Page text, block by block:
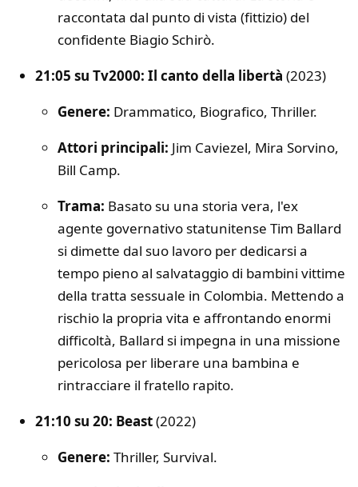
raccontata dal punto di vista (fittizio) del
confidente Biagio Schirò.
21:05 su Tv2000: Il canto della libertà (2023)
Genere: Drammatico, Biografico, Thriller.
Attori principali: Jim Caviezel, Mira Sorvino,
Bill Camp.
Trama: Basato su una storia vera, l'ex
agente governativo statunitense Tim Ballard
si dimette dal suo lavoro per dedicarsi a
tempo pieno al salvataggio di bambini vittime
della tratta sessuale in Colombia. Mettendo a
rischio la propria vita e affrontando enormi
difficoltà, Ballard si impegna in una missione
pericolosa per liberare una bambina e
rintracciare il fratello rapito.
21:10 su 20: Beast(2022)
Genere: Thriller, Survival.